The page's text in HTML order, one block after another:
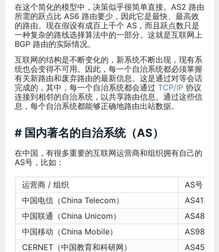
在这个简化的模型中，决策似乎很简单直接。AS2 路由
所需的跃点比 AS6 路由要少，因此它是最快、最高效
的路由。现在假设有成百上千个 AS，而且跃点数只是
一种复杂的路线选择算法中的一部分。这就是互联网上
BGP 路由的实际情况。
互联网的结构是不断变化的，新系统不断出现，现有系
统也会变得不可用。因此，每一个自治系统都必须掌握
有关新路由和废弃路由的最新信息。这是通过对等会话
完成的，其中，每一个自治系统都会通过 TCP/IP 协议
连接到相邻的自治系统，以共享路由信息。通过这些信
息，每个自治系统都能够正确地路由出站数据。
# 国内著名的自治系统（AS）
在中国，有很多重要的互联网运营商和组织拥有自己的
AS号，比如：
运营商 / 组织
AS号
中国电信（China Telecom）
AS4134
中国联通（China Unicom）
AS4837
中国移动（China Mobile）
AS9808
CERNET（中国教育和科研网）
AS4538